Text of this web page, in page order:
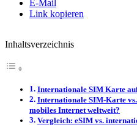
E-Mail
Link kopieren
Inhaltsverzeichnis
Internationale SIM Karte
Internationale SIM-Karte vs.
mobiles Internet weltweit?
Vergleich: eSIM vs.